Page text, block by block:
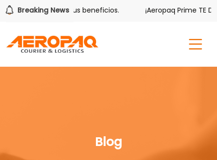
Breaking News
también tiene sus beneficios. ¡Aeropaq Prime TE DA
Blog